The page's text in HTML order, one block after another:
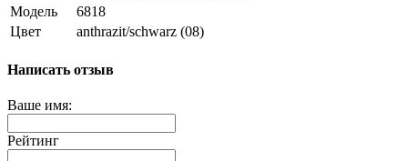
Модель
6818
Цвет
anthrazit/schwarz (08)
Написать отзыв
Ваше имя:
Рейтинг